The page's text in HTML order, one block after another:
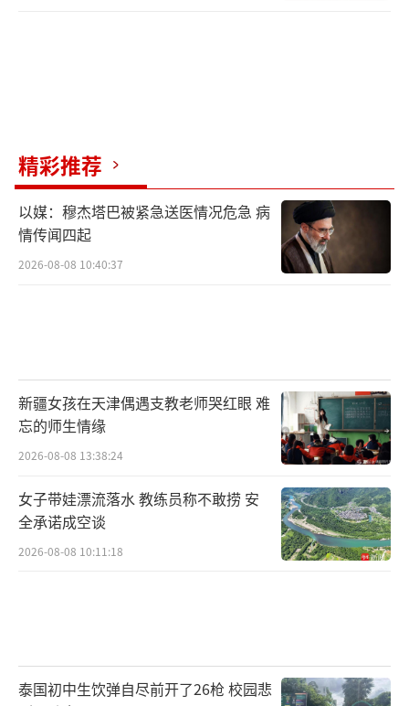
精彩推荐
以媒：穆杰塔巴被紧急送医情况危急 病
情传闻四起
2026-08-08 10:40:37
新疆女孩在天津偶遇支教老师哭红眼 难
忘的师生情缘
2026-08-08 13:38:24
女子带娃漂流落水 教练员称不敢捞 安
全承诺成空谈
2026-08-08 10:11:18
泰国初中生饮弹自尽前开了26枪 校园悲